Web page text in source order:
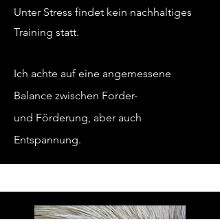
Unter Stress findet kein nachhaltiges
Training statt.
Ich achte auf eine angemessene
Balance zwischen Forder-
und Förderung, aber auch
Entspannung.